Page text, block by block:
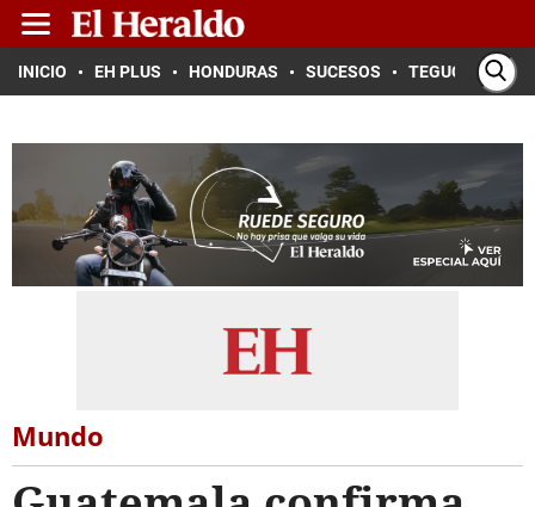
INICIO EH PLUS HONDURAS SUCESOS TEGUCIGALPA
Mundo